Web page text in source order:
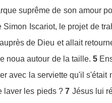
suprême de son amour
Iscariot, le projet de
de Dieu et allait
noua autour de la taille. 5
avec la serviette qu'il s'était
laver les pieds ? 7 Jésus lui